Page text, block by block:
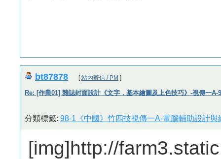
bt87878 [站內寄信 / PM ]
Re: [作業01] 雜誌封面設計《文字，基本繪圖及上色技巧》-視傳一A-
分類標籤: 98-1《中國》竹四技視傳一A-電腦輔助設計與
[img]http://